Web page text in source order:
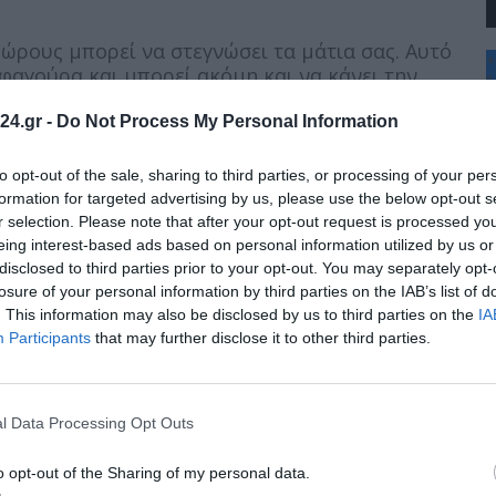
- Do Not Process My Personal Information
opt-out of the sale, sharing to third parties, or processing of your
for targeted advertising by us, please use the below opt-out
selection. Please note that after your opt-out request is processed
interest-based ads based on personal information utilized by us
to third parties prior to your opt-out. You may separately
of your personal information by third parties on the IAB’s list of
This information may also be disclosed by us to third parties on the
Participants that may further disclose it to other third parties.
Data Processing Opt Outs
opt-out of the Sharing of my personal data.
μπορεί να στεγνώσει τα μάτια σας. Αυτό
και μπορεί ακόμη και να κάνει την
σε κλιματιζόμενα κτίρια έχουν
ρινικές οδούς, δυσκολία στην
σε κτίρια με φυσικό αερισμό.
με συστήματα HVAC που είναι βρώμικα ή
να έχετε πονοκεφάλους ή ακόμα και
που εργάζονται σε ανθυγιεινά
+
°